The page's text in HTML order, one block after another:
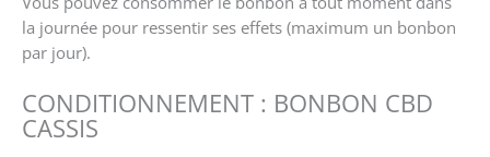
la journée pour ressentir ses effets (maximum un bonbon
par jour).
CONDITIONNEMENT : BONBON CBD
CASSIS